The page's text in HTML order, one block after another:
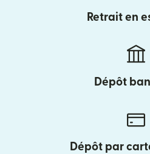
Retrait en
Dépôt
Dépôt par